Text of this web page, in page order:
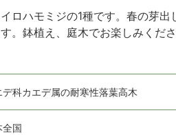
ロハモミジの1種です。春の芽
。鉢植え、庭木でお楽しみくだ
デ科カエデ属の耐寒性落葉高木
全国